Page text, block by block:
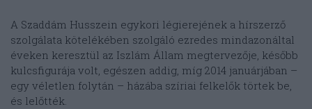
A Szaddám Husszein egykori légierejének a hírszerző
szolgálata kötelékében szolgáló ezredes mindazonáltal
éveken keresztül az Iszlám Állam megtervezője, később
kulcsfigurája volt, egészen addig, míg 2014 januárjában –
egy véletlen folytán – házába szíriai felkelők törtek be,
és lelőtték.